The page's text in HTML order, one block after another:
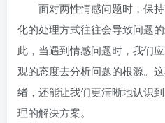
面对两性情感问题时，保持
化的处理方式往往会导致问题
此，当遇到情感问题时，我们
观的态度去分析问题的根源。
绪，还能让我们更清晰地认识
理的解决方案。